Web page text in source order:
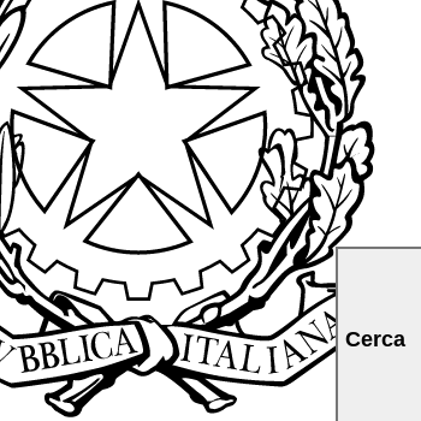
della scuola
Cerca